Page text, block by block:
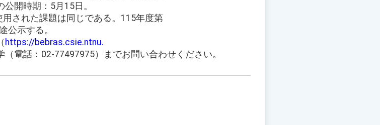
開時期：5月15日。
用された課題は同じである。115年度第
公示する。
https://bebras.csie.ntnu.
電話：02-77497975）までお問い合わせください。